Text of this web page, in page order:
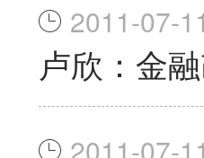
2011-07-11
卢欣：金